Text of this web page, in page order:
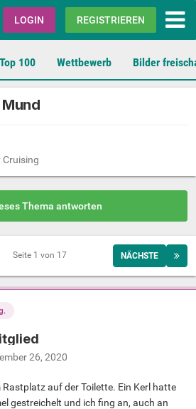
LOGIN REGISTRIEREN
Top 100 Wettbewerb Bilder
Cruising
Thema antworten
NÄCHSTE
Seite 1 von 17
26, 2020
auf der Toilette. Ein Kerl hatte
gestreichelt und ich fing an, auch an